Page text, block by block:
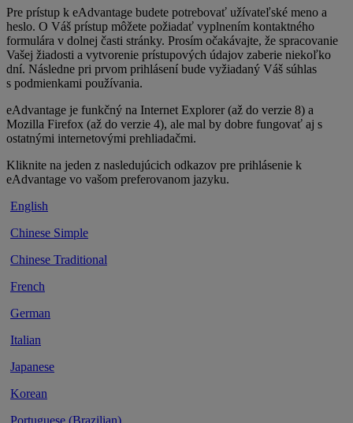
Pre prístup k eAdvantage budete potrebovať užívateľské meno a
heslo. O Váš prístup môžete požiadať vyplnením kontaktného
formulára v dolnej časti stránky. Prosím očakávajte, že spracovanie
Vašej žiadosti a vytvorenie prístupových údajov zaberie niekoľko
dní. Následne pri prvom prihlásení bude vyžiadaný Váš súhlas
s podmienkami používania.
eAdvantage je funkčný na Internet Explorer (až do verzie 8) a
Mozilla Firefox (až do verzie 4), ale mal by dobre fungovať aj s
ostatnými internetovými prehliadačmi.
Kliknite na jeden z nasledujúcich odkazov pre prihlásenie k
eAdvantage vo vašom preferovanom jazyku.
English
Chinese Simple
Chinese Traditional
French
German
Italian
Japanese
Korean